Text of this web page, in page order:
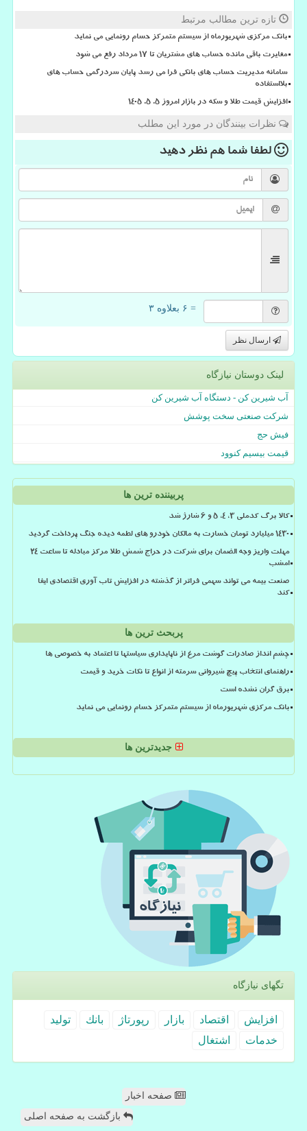
تازه ترین مطالب مرتبط
بانک مرکزی شهریورماه از سیستم متمرکز حسام رونمایی می نماید
مغایرت باقی مانده حساب های مشتریان تا 17 مرداد رفع می شود
سامانه مدیریت حساب های بانکی فرا می رسد پایان سردرگمی حساب های
بلااستفاده
افزایش قیمت طلا و سکه در بازار امروز ۵. ۵. ۱۴۰۵
نظرات بینندگان در مورد این مطلب
لطفا شما همنظر دهید
= ۶ بعلاوه ۳
ارسال نظر
لینک دوستان نیازگاه
آب شیرین کن - دستگاه آب شیرین کن
شرکت صنعتی سخت پوشش
فیش حج
قیمت بیسیم کنوود
پربیننده ترین ها
کالا برگ کدملی 3، 4، 5 و 6 شارژ شد
۱۴۳۰ میلیارد تومان خسارت به مالکان خودرو های لطمه دیده جنگ پرداخت گردید
مهلت واریز وجه الضمان برای شرکت در حراج شمش طلا مرکز مبادله تا ساعت ۲۴
امشب
صنعت بیمه می تواند سهمی فراتر از گذشته در افزایش تاب آوری اقتصادی ایفا
کند
پربحث ترین ها
چشم انداز صادرات گوشت مرغ از ناپایداری سیاستها تا اعتماد به خصوصی ها
راهنمای انتخاب پیچ شیروانی سرمته از انواع تا نکات خرید و قیمت
برق گران نشده است
بانک مرکزی شهریورماه از سیستم متمرکز حسام رونمایی می نماید
جدیدترین ها
تگهای نیازگاه
افزایش اقتصاد بازار رپورتاژ بانك
تولید
خدمات
اشتغال
صفحه اخبار
بازگشت به صفحه اصلی